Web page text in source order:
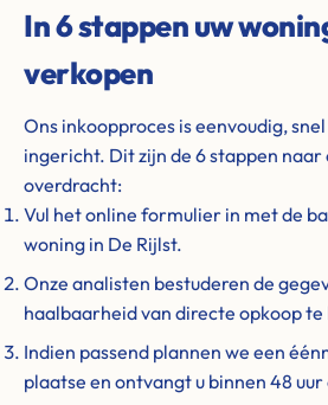
In 6 stappen uw
verkopen
Ons inkoopproces is eenvoudig,
ingericht. Dit zijn de 6 stappen naar
overdracht:
Vul het online formulier in met de
woning in De Rijlst.
Onze analisten bestuderen de
haalbaarheid van directe opkoop te
Indien passend plannen we een
plaatse en ontvangt u binnen 48